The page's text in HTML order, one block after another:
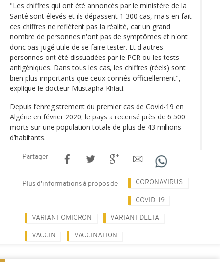
"Les chiffres qui ont été annoncés par le ministère de la
Santé sont élevés et ils dépassent 1 300 cas, mais en fait
ces chiffres ne reflètent pas la réalité, car un grand
nombre de personnes n'ont pas de symptômes et n'ont
donc pas jugé utile de se faire tester. Et d'autres
personnes ont été dissuadées par le PCR ou les tests
antigéniques. Dans tous les cas, les chiffres (réels) sont
bien plus importants que ceux donnés officiellement",
explique le docteur Mustapha Khiati.
Depuis l’enregistrement du premier cas de Covid-19 en
Algérie en février 2020, le pays a recensé près de 6 500
morts sur une population totale de plus de 43 millions
d’habitants.
Partager
Plus d'informations à propos de CORONAVIRUS
COVID-19
VARIANT OMICRON VARIANT DELTA
VACCIN VACCINATION